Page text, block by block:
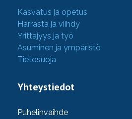
Kasvatus ja opetus
Harrasta ja viihdy
Yrittäjyys ja työ
Asuminen ja ympäristö
Tietosuoja
Yhteystiedot
Puhelinvaihde